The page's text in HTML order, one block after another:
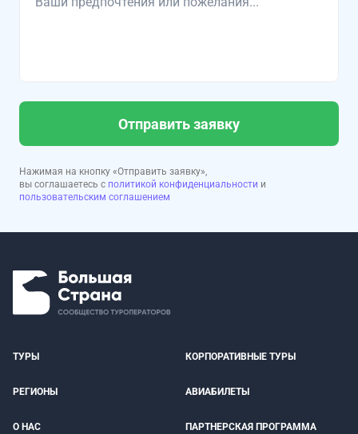
Отправить заявку
Нажимая на кнопку «Отправить заявку»,
вы соглашаетесь с политикой конфиденциальности и
пользовательским соглашением
ТУРЫ КОРПОРАТИВНЫЕ ТУРЫ
РЕГИОНЫ АВИАБИЛЕТЫ
О НАС ПАРТНЕРСКАЯ ПРОГРАММА